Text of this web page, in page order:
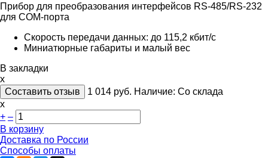
Прибор для преобразования интерфейсов RS-485/RS-232
для COM-порта
Скорость передачи данных: до 115,2 кбит/с
Миниатюрные габариты и малый вес
В закладки
x
Составить отзыв
1 014 руб. Наличие: Со склада
х
+ –
В корзину
Доставка по России
Способы оплаты